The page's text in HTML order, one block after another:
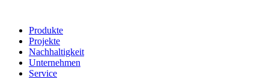
Produkte
Projekte
Nachhaltigkeit
Unternehmen
Service